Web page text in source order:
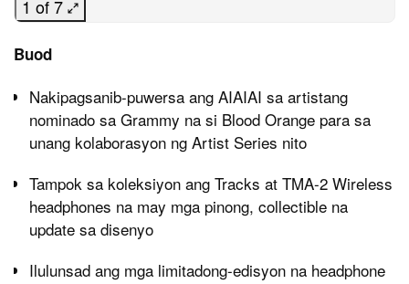
1 of 7
Buod
Nakipagsanib-puwersa ang AIAIAI sa artistang
nominado sa Grammy na si Blood Orange para sa
unang kolaborasyon ng Artist Series nito
Tampok sa koleksiyon ang Tracks at TMA-2 Wireless
headphones na may mga pinong, collectible na
update sa disenyo
Ilulunsad ang mga limitadong-edisyon na headphone